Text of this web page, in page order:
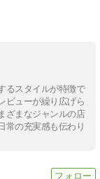
るスタイルが特徴で
ビューが繰り広げら
ざまなジャンルの店
常の充実感も伝わり